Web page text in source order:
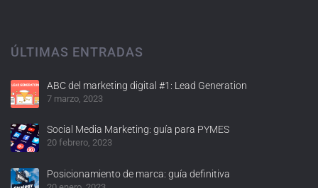
ÚLTIMAS ENTRADAS
ABC del marketing digital #1: Lead Generation
7 marzo, 2023
Social Media Marketing: guía para PYMES
20 febrero, 2023
Posicionamiento de marca: guía definitiva